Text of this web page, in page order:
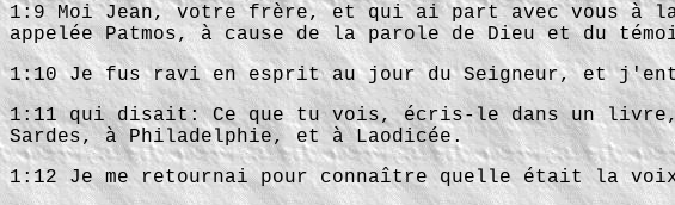
1:9 Moi Jean, votre frère, et qui ai part avec vous à
appelée Patmos, à cause de la parole de Dieu et du
1:10 Je fus ravi en esprit au jour du Seigneur, et
1:11 qui disait: Ce que tu vois, écris-le dans un livre,
Sardes, à Philadelphie, et à Laodicée.
1:12 Je me retournai pour connaître quelle était la